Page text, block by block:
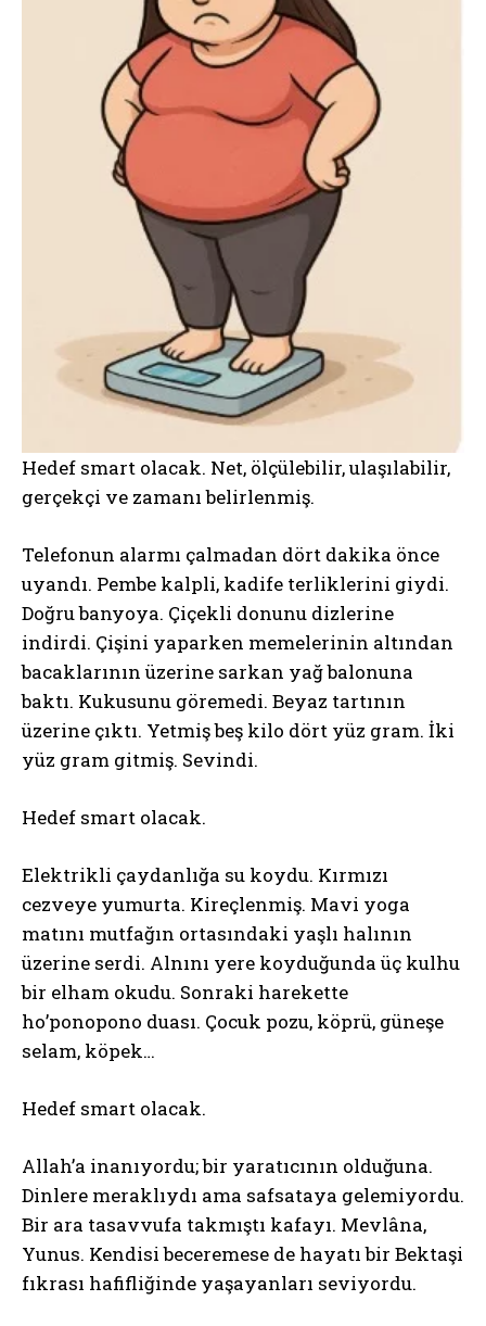
Hedef smart olacak. Net, ölçülebilir, ulaşılabilir,
gerçekçi ve zamanı belirlenmiş.
Telefonun alarmı çalmadan dört dakika önce
uyandı. Pembe kalpli, kadife terliklerini giydi.
Doğru banyoya. Çiçekli donunu dizlerine
indirdi. Çişini yaparken memelerinin altından
bacaklarının üzerine sarkan yağ balonuna
baktı. Kukusunu göremedi. Beyaz tartının
üzerine çıktı. Yetmiş beş kilo dört yüz gram. İki
yüz gram gitmiş. Sevindi.
Hedef smart olacak.
Elektrikli çaydanlığa su koydu. Kırmızı
cezveye yumurta. Kireçlenmiş. Mavi yoga
matını mutfağın ortasındaki yaşlı halının
üzerine serdi. Alnını yere koyduğunda üç kulhu
bir elham okudu. Sonraki harekette
ho’ponopono duası. Çocuk pozu, köprü, güneşe
selam, köpek…
Hedef smart olacak.
Allah’a inanıyordu; bir yaratıcının olduğuna.
Dinlere meraklıydı ama safsataya gelemiyordu.
Bir ara tasavvufa takmıştı kafayı. Mevlâna,
Yunus. Kendisi beceremese de hayatı bir Bektaşi
fıkrası hafifliğinde yaşayanları seviyordu.